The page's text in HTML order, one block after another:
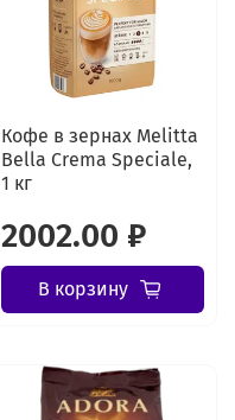
Кофе в зернах Melitta
Bella Crema Speciale,
1 кг
2002.00 ₽
В корзину